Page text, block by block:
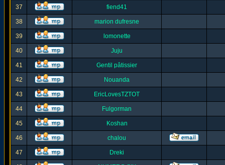
37 fiend41
38 marion dufresne
39 lomonette
40 Juju
41 Gentil pâtissier
42 Nouanda
43 EricLovesTZTOT
44 Fulgorman
45 Koshan
46 chalou
47 Dreki